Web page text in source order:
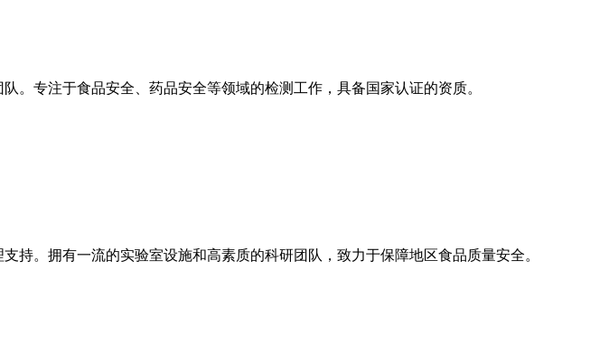
。专注于食品安全、药品安全等领域的检测工作，具备国家认证的资质。
。拥有一流的实验室设施和高素质的科研团队，致力于保障地区食品质量安全。